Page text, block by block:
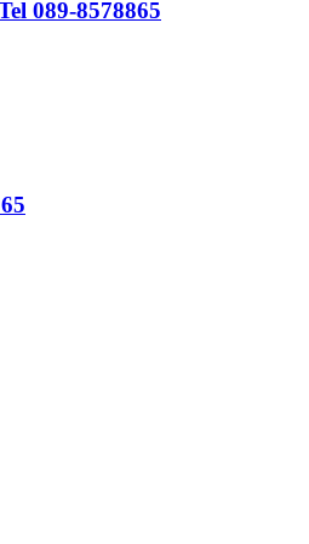
089-8578865